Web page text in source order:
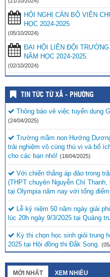
HỘI NGHỊ CÁN BỘ VIÊN
HỌC 2024-2025
(05/10/2024)
ĐẠI HỘI LIÊN ĐỘI
NĂM HỌC 2024-2025.
(02/10/2024)
TIN TỨC TỪ XÃ - PHƯỜNG
Thông báo vê việc tuyển dụng
(24/04/2025)
Trường mầm non Hướng
trải nghiệm vô cùng thú vị và bổ
cho các bạn nhỏ! (18/04/2025)
Với chiến thắng áp đảo trong
(THPT chuyên Nguyễn Chí
tại Olympia năm nay với tổng điểm
Lễ kỷ niệm 50 năm ngày giải
lúc 20h ngày 9/3/2025 tại Quảng
Kỳ thi chọn học sinh giỏi trung
2025 tại Hội đồng thi Đắk Song.
MỚI NHẤT XEM NHIỀU